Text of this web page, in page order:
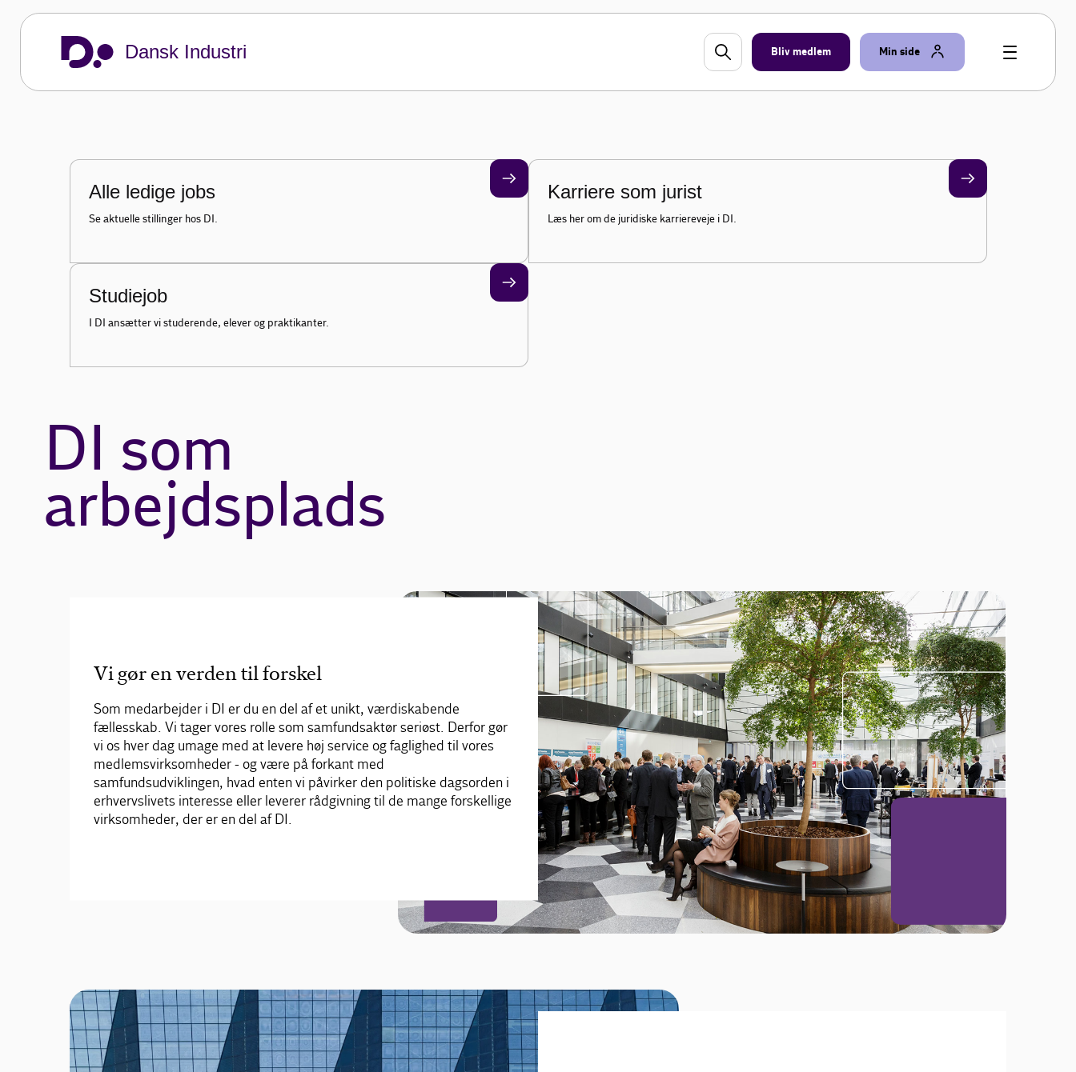
Dansk Industri Bliv medlem Min side
I DI er du en del af et unikt, værdiskabende fællesskab, der er større end de enkelte
dele. Sammen med vores medlemsvirksomheder gør vi det danske erhvervsliv til
Alle ledige jobs
Se aktuelle stillinger hos DI.
Karriere som jurist
Læs her om de juridiske karriereveje i DI.
Studiejob
I DI ansætter vi studerende, elever og praktikanter.
DI som
arbejdsplads
Vi gør en verden til forskel
Som medarbejder i DI er du en del af et unikt, værdiskabende
fællesskab. Vi tager vores rolle som samfundsaktør seriøst. Derfor gør
vi os hver dag umage med at levere høj service og faglighed til vores
medlemsvirksomheder - og være på forkant med
samfundsudviklingen, hvad enten vi påvirker den politiske dagsorden i
erhvervslivets interesse eller leverer rådgivning til de mange forskellige
virksomheder, der er en del af DI.